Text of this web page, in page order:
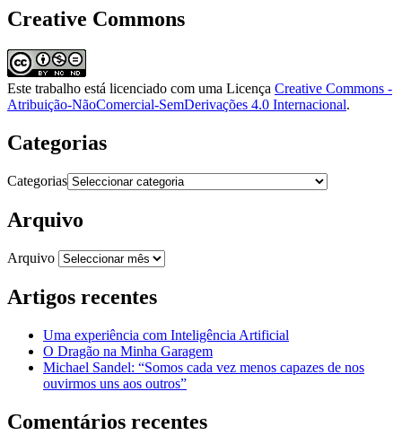
Creative Commons
Este trabalho está licenciado com uma Licença Creative Commons -
Atribuição-NãoComercial-SemDerivações 4.0 Internacional.
Categorias
Categorias
Arquivo
Arquivo
Artigos recentes
Uma experiência com Inteligência Artificial
O Dragão na Minha Garagem
Michael Sandel: “Somos cada vez menos capazes de nos
ouvirmos uns aos outros”
Comentários recentes